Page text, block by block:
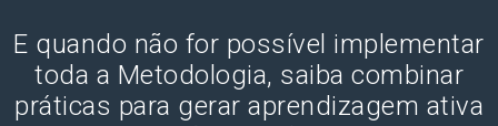
E quando não for possível implementar
toda a Metodologia, saiba combinar
práticas para gerar aprendizagem ativa